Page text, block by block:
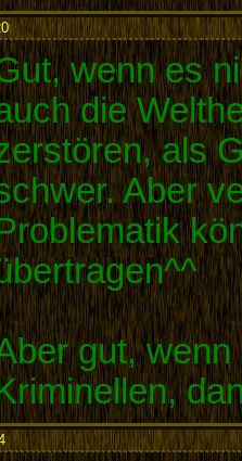
:
wenn es
die
als
Aber
gut,
: